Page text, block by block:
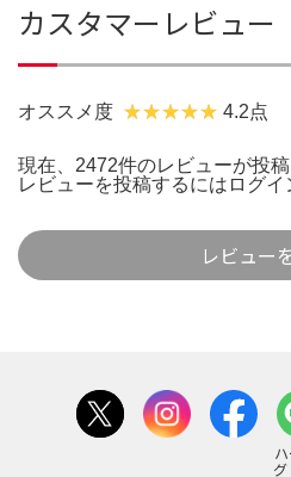
カスタマーレビュー
オススメ度 4.2点
現在、2472件のレビューが投稿
レビューを投稿するには ログイ
レビュー
グ